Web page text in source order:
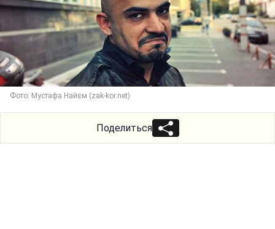
Фото: Мустафа Найєм (zak-kor.net)
Поделиться